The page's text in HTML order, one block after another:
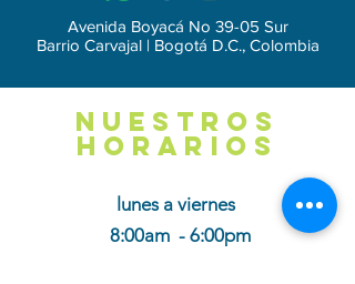
Avenida Boyacá No 39-05 Sur
Barrio Carvajal | Bogotá D.C., Colombia
NUESTROS
HORARIOS
lunes a viernes
8:00am - 6:00pm